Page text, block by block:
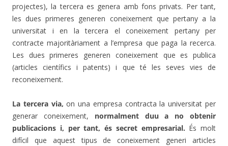
projectes), la tercera es genera amb fons privats. Per tant,
les dues primeres generen coneixement que pertany a la
universitat i en la tercera el coneixement pertany per
contracte majoritàriament a l’empresa que paga la recerca.
Les dues primeres generen coneixement que es publica
(articles científics i patents) i que té les seves vies de
reconeixement.
La tercera via, on una empresa contracta la universitat per
generar coneixement, normalment duu a no obtenir
publicacions i, per tant, és secret empresarial. És molt
difícil que aquest tipus de coneixement generi articles